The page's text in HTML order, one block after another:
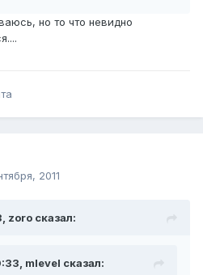
но то что невидно
2011
zoro сказал:
mlevel сказал: